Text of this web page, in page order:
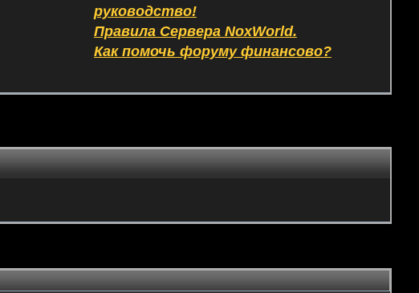
руководство!
Правила Сервера NoxWorld.
Как помочь форуму финансово?